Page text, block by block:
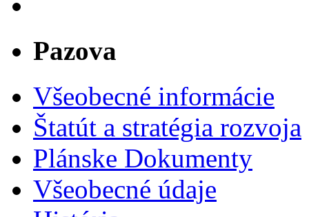
Pazova
Všeobecné informácie
Štatút a stratégia rozvoja
Plánske Dokumenty
Všeobecné údaje